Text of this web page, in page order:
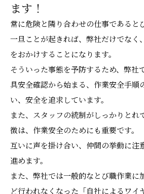
ます！
常に危険と隣り合わせの仕事であると
一旦ことが起きれば、弊社だけでなく
をおかけすることになります。
そういった事態を予防するため、弊社
具安全確認から始まる、作業安全手順
い、安全を追求しています。
また、スタッフの統制がしっかりとれ
徴は、作業安全のためにも重要です。
互いに声を掛け合い、仲間の挙動に注
進めます。
また、弊社では一般的なとび職作業に
ど行われなくなった「自社によるワイ